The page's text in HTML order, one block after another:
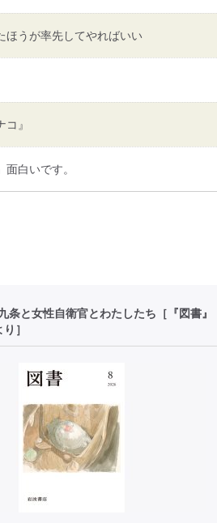
ほうが率先してやればいい
コ』
面白いです。
条と女性自衛官とわたしたち［『図書』
］